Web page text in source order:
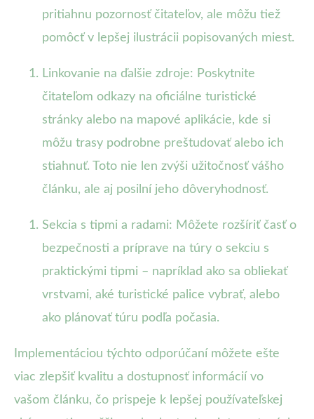
pritiahnu pozornosť čitateľov, ale môžu tiež
pomôcť v lepšej ilustrácii popisovaných miest.
Linkovanie na ďalšie zdroje: Poskytnite
čitateľom odkazy na oficiálne turistické
stránky alebo na mapové aplikácie, kde si
môžu trasy podrobne preštudovať alebo ich
stiahnuť. Toto nie len zvýši užitočnosť vášho
článku, ale aj posilní jeho dôveryhodnosť.
Sekcia s tipmi a radami: Môžete rozšíriť časť o
bezpečnosti a príprave na túry o sekciu s
praktickými tipmi – napríklad ako sa obliekať
vrstvami, aké turistické palice vybrať, alebo
ako plánovať túru podľa počasia.
Implementáciou týchto odporúčaní môžete ešte
viac zlepšiť kvalitu a dostupnosť informácií vo
vašom článku, čo prispeje k lepšej používateľskej